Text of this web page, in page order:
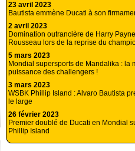
23 avril 2023
Bautista emmène Ducati à son
2 avril 2023
Domination outrancière de Harry
Rousseau lors de la reprise du
5 mars 2023
Mondial supersports de Mandalika : la
puissance des challengers !
3 mars 2023
WSBK Phillip Island : Alvaro Bautista
le large
26 février 2023
Premier doublé de Ducati en Mondial
Phillip Island